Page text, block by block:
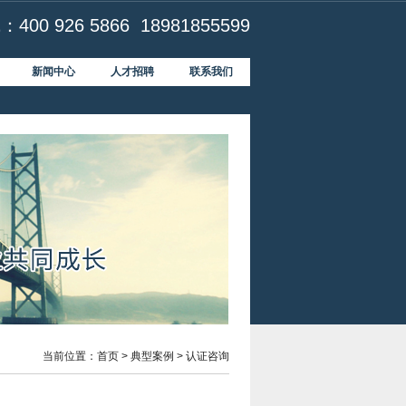
400 926 5866 18981855599
新闻中心 人才招聘 联系我们
当前位置： 首页 > 典型案例 > 认证咨询